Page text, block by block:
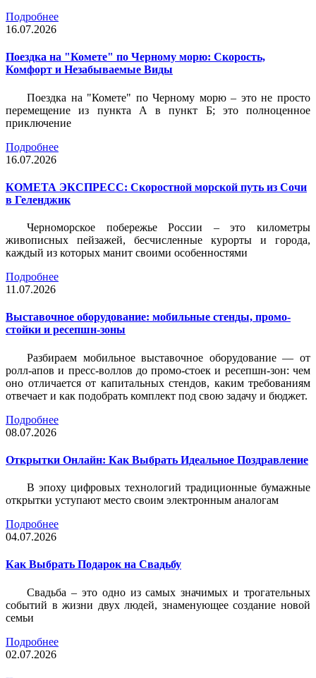
Подробнее
16.07.2026
Поездка на "Комете" по Черному морю: Скорость,
Комфорт и Незабываемые Виды
Поездка на "Комете" по Черному морю – это не просто
перемещение из пункта А в пункт Б; это полноценное
приключение
Подробнее
16.07.2026
КОМЕТА ЭКСПРЕСС: Скоростной морской путь из Сочи
в Геленджик
Черноморское побережье России – это километры
живописных пейзажей, бесчисленные курорты и города,
каждый из которых манит своими особенностями
Подробнее
11.07.2026
Выставочное оборудование: мобильные стенды, промо-
стойки и ресепшн-зоны
Разбираем мобильное выставочное оборудование — от
ролл-апов и пресс-воллов до промо-стоек и ресепшн-зон: чем
оно отличается от капитальных стендов, каким требованиям
отвечает и как подобрать комплект под свою задачу и бюджет.
Подробнее
08.07.2026
Открытки Онлайн: Как Выбрать Идеальное Поздравление
В эпоху цифровых технологий традиционные бумажные
открытки уступают место своим электронным аналогам
Подробнее
04.07.2026
Как Выбрать Подарок на Свадьбу
Свадьба – это одно из самых значимых и трогательных
событий в жизни двух людей, знаменующее создание новой
семьи
Подробнее
02.07.2026